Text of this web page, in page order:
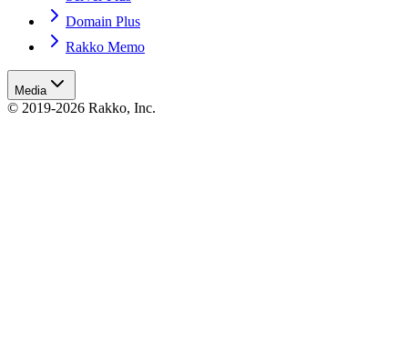
Domain Plus
Rakko Memo
Media
© 2019-2026 Rakko, Inc.